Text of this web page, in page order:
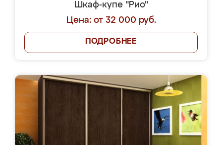
Шкаф-купе "Рио"
Цена: от 32 000 руб.
ПОДРОБНЕЕ